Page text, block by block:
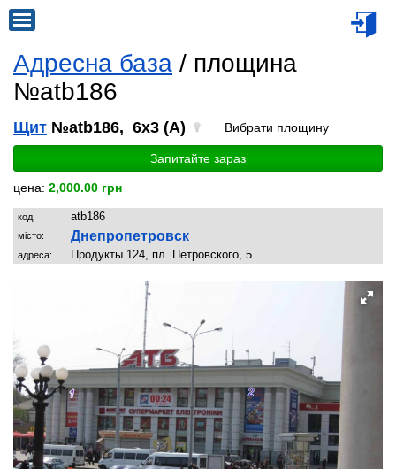
Адресна база / площина
№atb186
Щит №atb186, 6x3 (A) Вибрати площину
Запитайте зараз
цена: 2,000.00 грн
код: atb186
місто: Днепропетровск
адреса: Продукты 124, пл. Петровского, 5